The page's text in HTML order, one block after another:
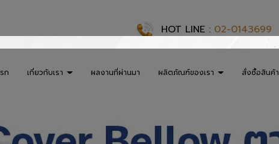
ก เกี่ยวกับเรา ผลงานที่ผ่านมา ผลิตภัณฑ์ของเรา สั่งซื้อสินค้า
HOT LINE : 02-0143699